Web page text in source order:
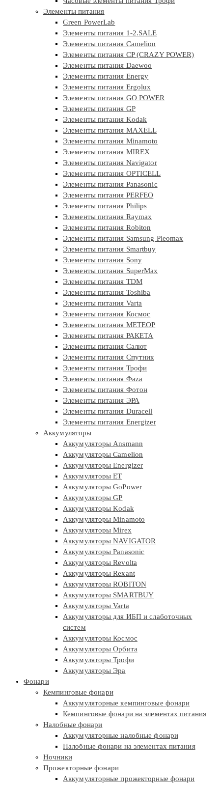
Элементы питания
Green PowerLab
Элементы питания 1-2.SALE
Элементы питания Camelion
Элементы питания CP (CRAZY POWER)
Элементы питания Daewoo
Элементы питания Energy
Элементы питания Ergolux
Элементы питания GO POWER
Элементы питания GP
Элементы питания Kodak
Элементы питания MAXELL
Элементы питания Minamoto
Элементы питания MIREX
Элементы питания Navigator
Элементы питания OPTICELL
Элементы питания Panasonic
Элементы питания PERFEO
Элементы питания Philips
Элементы питания Raymax
Элементы питания Robiton
Элементы питания Samsung Pleomax
Элементы питания Smartbuy
Элементы питания Sony
Элементы питания SuperMax
Элементы питания TDM
Элементы питания Toshiba
Элементы питания Varta
Элементы питания Космос
Элементы питания МЕТЕОР
Элементы питания РАКЕТА
Элементы питания Салют
Элементы питания Спутник
Элементы питания Трофи
Элементы питания Фaza
Элементы питания Фотон
Элементы питания ЭРА
Элементы питания Duracell
Элементы питания Energizer
Аккумуляторы
Аккумуляторы Ansmann
Аккумуляторы Camelion
Аккумуляторы Energizer
Аккумуляторы ET
Аккумуляторы GoPower
Аккумуляторы GP
Аккумуляторы Kodak
Аккумуляторы Minamoto
Аккумуляторы Mirex
Аккумуляторы NAVIGATOR
Аккумуляторы Panasonic
Аккумуляторы Revolta
Аккумуляторы Rexant
Аккумуляторы ROBITON
Аккумуляторы SMARTBUY
Аккумуляторы Varta
Аккумуляторы для ИБП и слаботочных
систем
Аккумуляторы Космос
Аккумуляторы Орбита
Аккумуляторы Трофи
Аккумуляторы Эра
Фонари
Кемпинговые фонари
Аккумуляторные кемпинговые фонари
Кемпинговые фонари на элементах питания
Налобные фонари
Аккумуляторные налобные фонари
Налобные фонари на элементах питания
Ночники
Прожекторные фонари
Аккумуляторные прожекторные фонари